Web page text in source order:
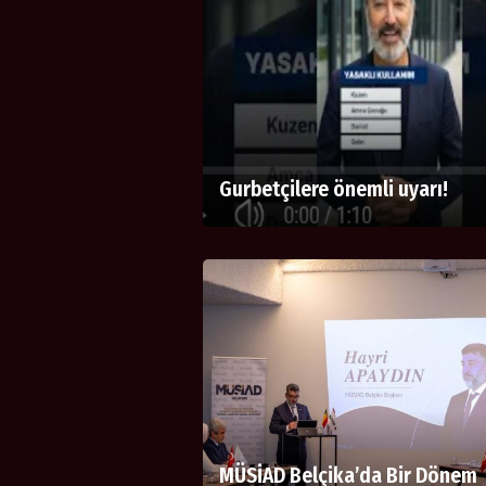
Gurbetçilere önemli uyarı!
MÜSİAD Belçika’da Bir Dönem